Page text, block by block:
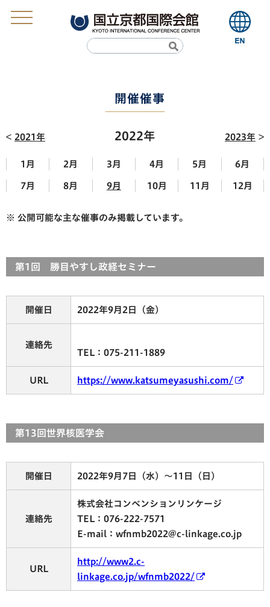
開催催事
2021年 2022年 2023年
1月 2月 3月 4月 5月 6月
7月 8月 9月 10月 11月 12月
※ 公開可能な主な催事のみ掲載しています。
第1回 勝目やすし政経セミナー
開催日 2022年9月2日（金）
連絡先
TEL：075-211-1889
URL https://www.katsumeyasushi.com/
第13回世界核医学会
開催日 2022年9月7日（水）～11日（日）
連絡先
株式会社コンベンションリンケージ
TEL：076-222-7571
E-mail：wfnmb2022@c-linkage.co.jp
URL
http://www2.c-
linkage.co.jp/wfnmb2022/